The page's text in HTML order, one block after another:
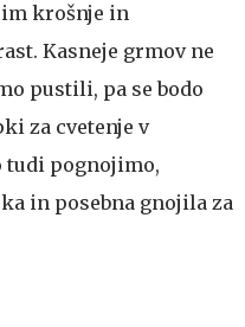
krošnje in
Kasneje grmov ne
pustili, pa se bodo
za cvetenje v
tudi pognojimo,
in posebna gnojila za